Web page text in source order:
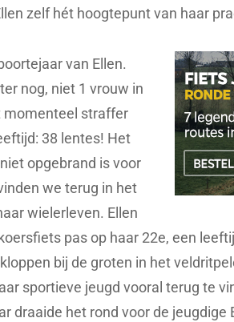
zelf hét hoogtepunt van haar
van Ellen.
nog, niet 1 vrouw in
momenteel straffer
38 lentes! Het
opgebrand is voor
we terug in het
wielerleven. Ellen
pas op haar 22e, een
bij de groten in het
sportieve jeugd vooral terug te
draaide het rond voor de jeugdige